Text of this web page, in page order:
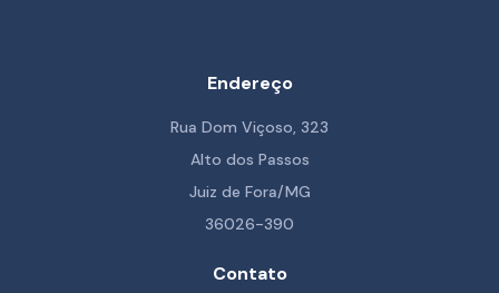
Endereço
Rua Dom Viçoso, 323
Alto dos Passos
Juiz de Fora/MG
36026-390
Contato